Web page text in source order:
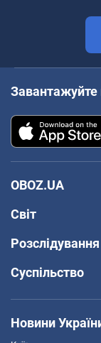
OBOZ.UA
Світ
Розслідування
Суспільство
Новини